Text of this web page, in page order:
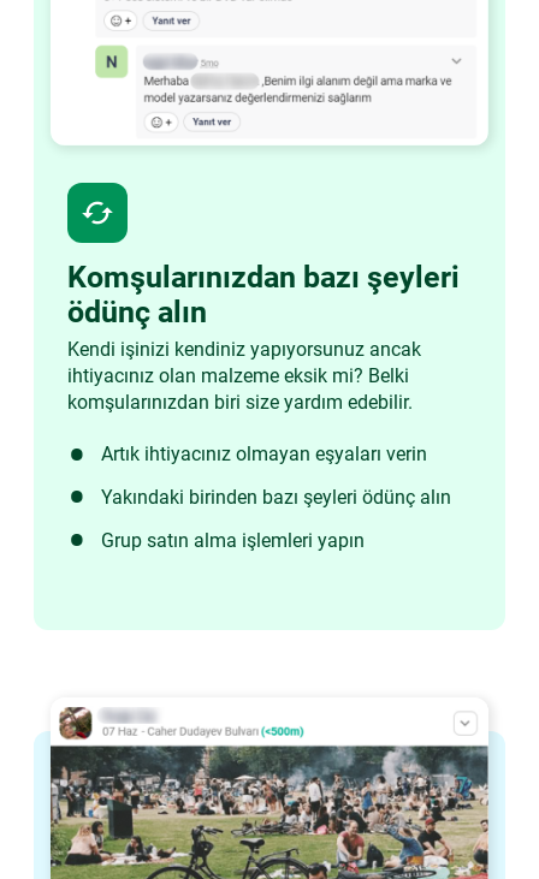
cached
Komşularınızdan bazı şeyleri
ödünç alın
Kendi işinizi kendiniz yapıyorsunuz ancak
ihtiyacınız olan malzeme eksik mi? Belki
komşularınızdan biri size yardım edebilir.
Artık ihtiyacınız olmayan eşyaları verin
Yakındaki birinden bazı şeyleri ödünç alın
Grup satın alma işlemleri yapın